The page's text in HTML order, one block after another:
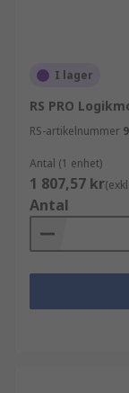
PLC:er
uppsättning
automatisera
Insamling
Vilka är
I lager
RS PRO
RS-artikelnummer
Antal (1 enhet)
1 807,57 kr
Antal